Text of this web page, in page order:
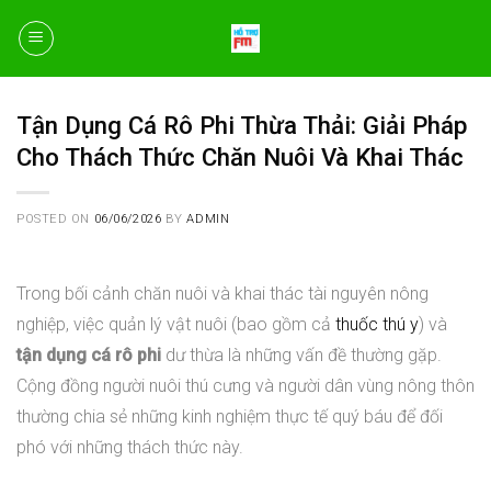
content
Tận Dụng Cá Rô Phi Thừa Thải: Giải Pháp
Cho Thách Thức Chăn Nuôi Và Khai Thác
POSTED ON 06/06/2026 BYADMIN
Trong bối cảnh chăn nuôi và khai thác tài nguyên nông
nghiệp, việc quản lý vật nuôi (bao gồm cả thuốc thú y) và
tận dụng cá rô phi dư thừa là những vấn đề thường gặp.
Cộng đồng người nuôi thú cưng và người dân vùng nông thôn
thường chia sẻ những kinh nghiệm thực tế quý báu để đối
phó với những thách thức này.